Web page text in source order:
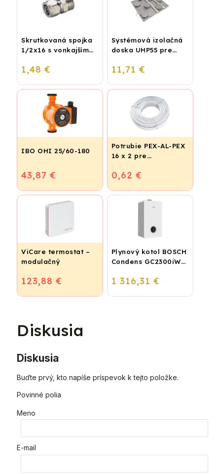
Skrutkovaná spojka
1/2x16 s vonkajším
1,48 €
Systémová izolačná
doska UHP55 pre
(STIROTERMAL
11,71 €
IBO OHI 25/60-180
43,87 €
Potrubie PEX-AL-PEX
16 x 2 pre
podlahové kúrenie a
0,62 €
ViCare termostat –
modulačný
123,88 €
Plynový kotol BOSCH
Condens GC2300iW
kondenzačný
1 316,31 €
Diskusia
Diskusia
Buďte prvý, kto napíše príspevok k tejto položke.
Povinné polia
Meno
E-mail